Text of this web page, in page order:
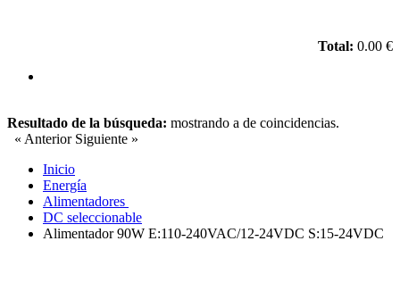
Total: 0.00 €
Resultado de la búsqueda: mostrando a de coincidencias.
« Anterior Siguiente »
Inicio
Energía
Alimentadores
DC seleccionable
Alimentador 90W E:110-240VAC/12-24VDC S:15-24VDC